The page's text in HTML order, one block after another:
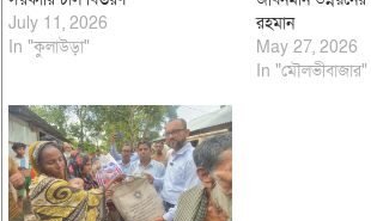
July 11, 2026
In "কুলাউড়া"
রহমান
May 27, 2026
In "মৌলভীবাজার"